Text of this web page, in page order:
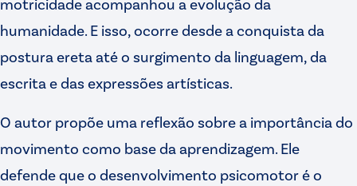
motricidade acompanhou a evolução da
humanidade. E isso, ocorre desde a conquista da
postura ereta até o surgimento da linguagem, da
escrita e das expressões artísticas.
O autor propõe uma reflexão sobre a importância do
movimento como base da aprendizagem. Ele
defende que o desenvolvimento psicomotor é o